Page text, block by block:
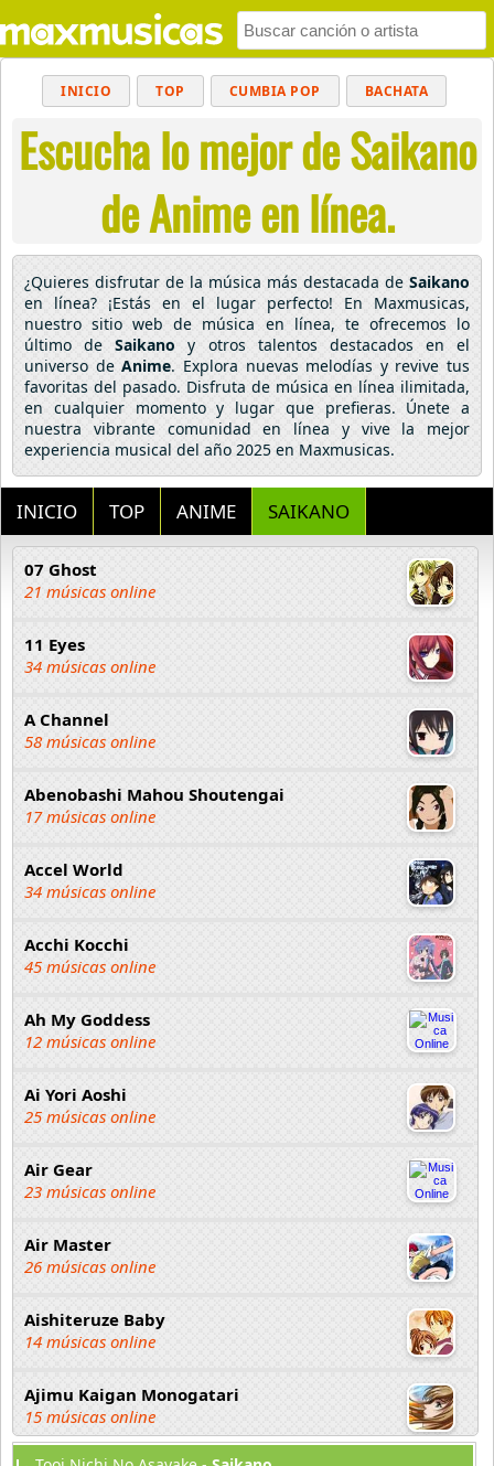
INICIO TOP CUMBIA POP BACHATA
MUSICA CRISTIANA REGGAETON
BALADAS ALTERNATIVO ELECTRÓNICA
CUMBIAS
Escucha lo mejor de Saikano
de Anime en línea.
¿Quieres disfrutar de la música más destacada de Saikano
en línea? ¡Estás en el lugar perfecto! En Maxmusicas,
nuestro sitio web de música en línea, te ofrecemos lo
último deSaikano y otros talentos destacados en el
universo deAnime. Explora nuevas melodías y revive tus
favoritas del pasado. Disfruta de música en línea ilimitada,
en cualquier momento y lugar que prefieras. Únete a
nuestra vibrante comunidad en línea y vive la mejor
experiencia musical del año 2025 en Maxmusicas.
INICIO TOP ANIME SAIKANO
07 Ghost
21 músicas online
11 Eyes
34 músicas online
A Channel
58 músicas online
Abenobashi Mahou Shoutengai
17 músicas online
Accel World
34 músicas online
Acchi Kocchi
45 músicas online
Ah My Goddess
12 músicas online
Ai Yori Aoshi
25 músicas online
Air Gear
23 músicas online
Air Master
26 músicas online
Aishiteruze Baby
14 músicas online
Ajimu Kaigan Monogatari
15 músicas online